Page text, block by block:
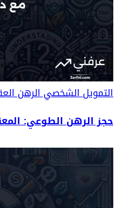
التمويل الشخصيالرهن
حجز الرهن الطوعي: